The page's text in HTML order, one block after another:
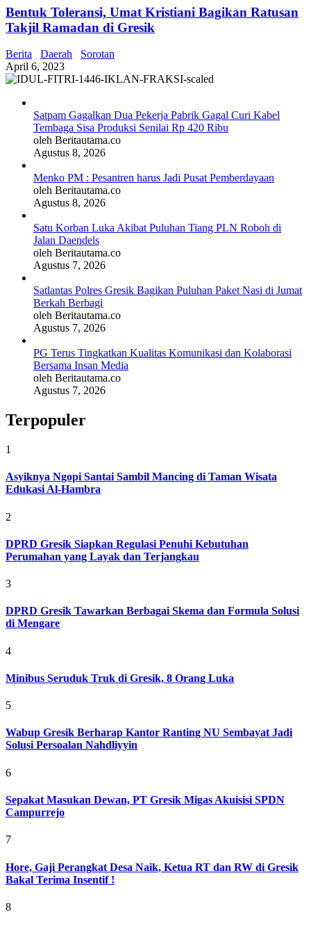
Bentuk Toleransi, Umat Kristiani Bagikan Ratusan
Takjil Ramadan di Gresik
Berita Daerah
Sorotan
April 6, 2023
Satpam Gagalkan Dua Pekerja Pabrik Gagal Curi Kabel
Tembaga Sisa Produksi Senilai Rp 420 Ribu
oleh Beritautama.co
Agustus 8, 2026
Menko PM : Pesantren harus Jadi Pusat Pemberdayaan
oleh Beritautama.co
Agustus 8, 2026
Satu Korban Luka Akibat Puluhan Tiang PLN Roboh di
Jalan Daendels
oleh Beritautama.co
Agustus 7, 2026
Satlantas Polres Gresik Bagikan Puluhan Paket Nasi di Jumat
Berkah Berbagi
oleh Beritautama.co
Agustus 7, 2026
PG Terus Tingkatkan Kualitas Komunikasi dan Kolaborasi
Bersama Insan Media
oleh Beritautama.co
Agustus 7, 2026
Terpopuler
1
Asyiknya Ngopi Santai Sambil Mancing di Taman Wisata
Edukasi Al-Hambra
2
DPRD Gresik Siapkan Regulasi Penuhi Kebutuhan
Perumahan yang Layak dan Terjangkau
3
DPRD Gresik Tawarkan Berbagai Skema dan Formula Solusi
di Mengare
4
Minibus Seruduk Truk di Gresik, 8 Orang Luka
5
Wabup Gresik Berharap Kantor Ranting NU Sembayat Jadi
Solusi Persoalan Nahdliyyin
6
Sepakat Masukan Dewan, PT Gresik Migas Akuisisi SPDN
Campurrejo
7
Hore, Gaji Perangkat Desa Naik, Ketua RT dan RW di Gresik
Bakal Terima Insentif !
8